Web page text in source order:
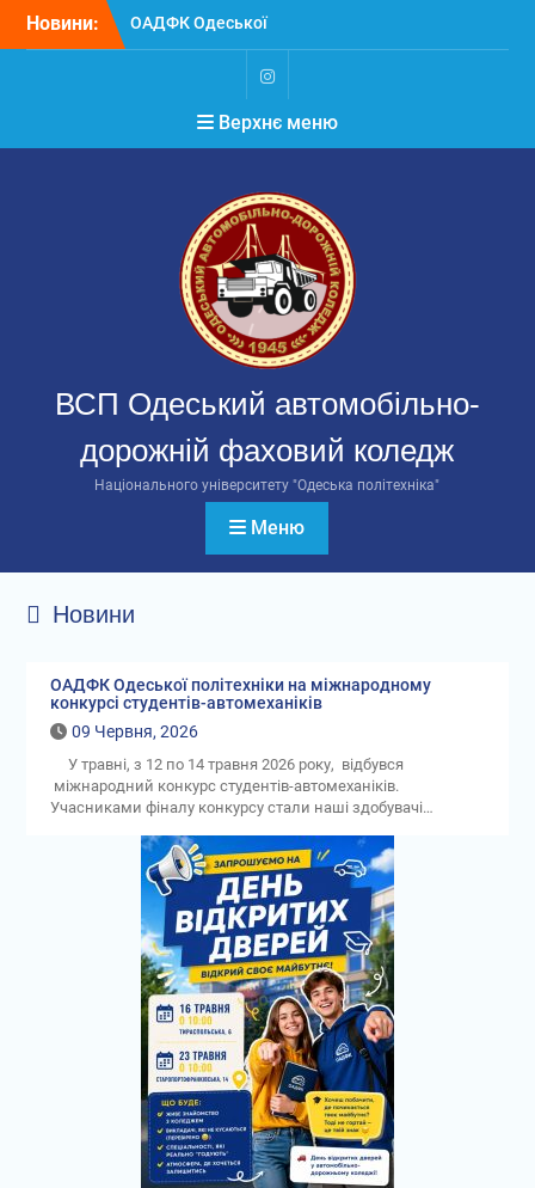
Новини:
ОАДФК Одеської
політехніки на
міжнародному конкурсі
студентів-автомеханіків
В ОАДФК Одеської
політехніки стартують
Головистудентського
самоврядування
РЕЗУЛЬТАТИ ВИБОРІВ
ГОЛОВИ
СТУДЕНТСЬКОГО
САМОВРЯДУВАННЯ
ОАДФК Одеської
політехніки 2026
Instagram
Верхнє меню
ВСП Одеський автомобільно-
дорожній фаховий коледж
Національного університету "Одеська політехніка"
Меню
Новини
ОАДФК Одеської політехніки на міжнародному
конкурсі студентів-автомеханіків
09 Червня, 2026
У травні, з 12 по 14 травня 2026 року, відбувся
міжнародний конкурс студентів-автомеханіків.
Учасниками фіналу конкурсу стали наші здобувачі…